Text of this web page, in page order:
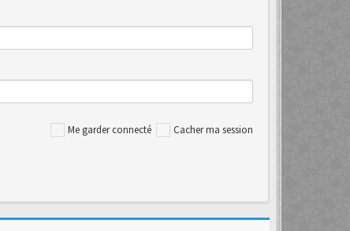
Me garder connecté Cacher ma session